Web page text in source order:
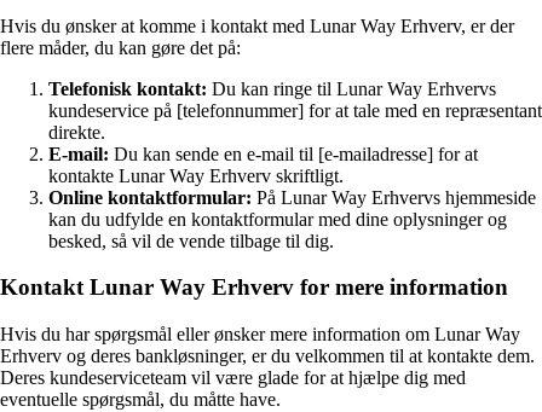
Hvis du ønsker at komme i kontakt med Lunar Way Erhverv, er der
flere måder, du kan gøre det på:
Telefonisk kontakt: Du kan ringe til Lunar Way Erhvervs
kundeservice på [telefonnummer] for at tale med en repræsentant
direkte.
E-mail: Du kan sende en e-mail til [e-mailadresse] for at
kontakte Lunar Way Erhverv skriftligt.
Online kontaktformular: På Lunar Way Erhvervs hjemmeside
kan du udfylde en kontaktformular med dine oplysninger og
besked, så vil de vende tilbage til dig.
Kontakt Lunar Way Erhverv for mere information
Hvis du har spørgsmål eller ønsker mere information om Lunar Way
Erhverv og deres bankløsninger, er du velkommen til at kontakte dem.
Deres kundeserviceteam vil være glade for at hjælpe dig med
eventuelle spørgsmål, du måtte have.